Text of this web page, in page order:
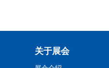
关于展会